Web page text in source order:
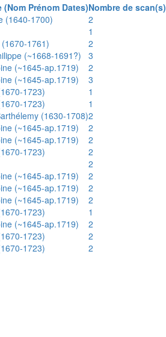
Prénom Dates)Nombre de scan(s)
(1640-1700)
2
1
1761)
2
(~1668-1691?)
3
(~1645-ap.1719)
2
(~1645-ap.1719)
3
1723)
1
1723)
1
(1630-1708)2
(~1645-ap.1719)
2
(~1645-ap.1719)
2
1723)
2
2
(~1645-ap.1719)
2
(~1645-ap.1719)
2
(~1645-ap.1719)
2
1723)
1
(~1645-ap.1719)
2
1723)
2
1723)
2